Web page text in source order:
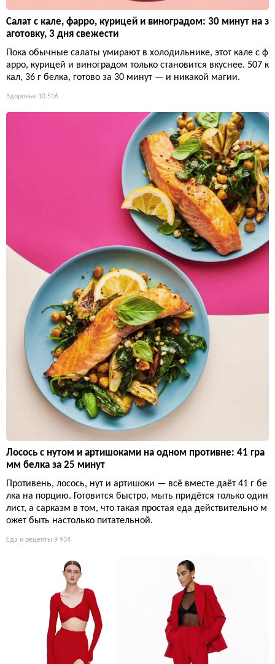
Салат с кале, фарро, курицей и виноградом: 30 минут на з
аготовку, 3 дня свежести
Пока обычные салаты умирают в холодильнике, этот кале с ф
арро, курицей и виноградом только становится вкуснее. 507 к
кал, 36 г белка, готово за 30 минут — и никакой магии.
Здоровье 10 516
Лосось с нутом и артишоками на одном противне: 41 гра
мм белка за 25 минут
Противень, лосось, нут и артишоки — всё вместе даёт 41 г бе
лка на порцию. Готовится быстро, мыть придётся только один
лист, а сарказм в том, что такая простая еда действительно м
ожет быть настолько питательной.
Еда и рецепты 9 934